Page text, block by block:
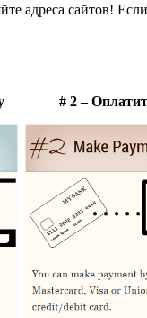
адреса сайтов!
# 2 –